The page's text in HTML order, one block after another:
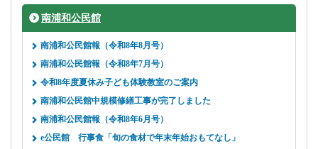
南浦和公民館
南浦和公民館報（令和8年8月号）
南浦和公民館報（令和8年7月号）
令和8年度夏休み子ども体験教室のご案内
南浦和公民館中規模修繕工事が完了しました
南浦和公民館報（令和8年6月号）
e公民館 行事食「旬の食材で年末年始おもてなし」